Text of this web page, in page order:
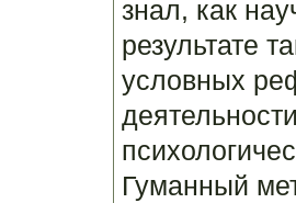
знал, как
результате
условных
Гуманный